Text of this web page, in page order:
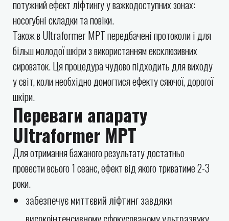
потужний ефект ліфтингу у важкодоступних зонах:
носогубні складки та повіки.
Також в Ultraformer МРТ передбачені протоколи і для
більш молодої шкіри з використанням ексклюзивних
сироваток. Ця процедура чудово підходить для виходу
у світ, коли необхідно домогтися ефекту сяючої, дорогої
шкіри.
Переваги апарату
Ultraformer MPT
Для отримання бажаного результату достатньо
провести всього 1 сеанс, ефект від якого триватиме 2-3
роки.
забезпечує миттєвий ліфтинг завдяки